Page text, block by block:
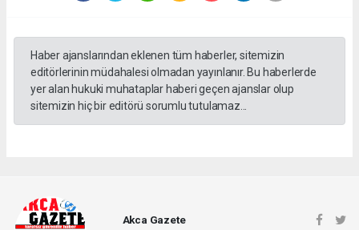
Haber ajanslarından eklenen tüm haberler, sitemizin
editörlerinin müdahalesi olmadan yayınlanır. Bu haberlerde
yer alan hukuki muhataplar haberi geçen ajanslar olup
sitemizin hiç bir editörü sorumlu tutulamaz...
Akca Gazete